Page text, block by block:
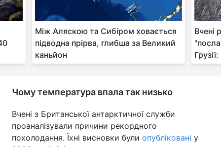
Між Аляскою та Сибіром ховається
підводна прірва, глибша за Великий
каньйон
Вчені
Чому температура впала так низько
Вчені з Британської антарктичної служби
проаналізували причини рекордного
похолодання. Їхні висновки були опубліковані у